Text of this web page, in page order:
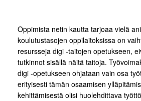
Oppimista netin kautta tarjoaa vielä
koulutustasojen oppilaitoksissa on
resursseja digi -taitojen opetukseen,
tutkinnot sisällä näitä taitoja.
digi -opetukseen ohjataan vain osa
erityisesti tämän osaamisen
kehittämisestä olisi huolehdittava